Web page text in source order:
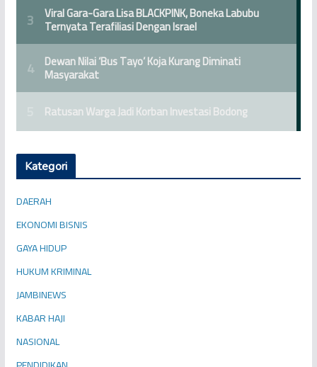
Kategori
DAERAH
EKONOMI BISNIS
GAYA HIDUP
HUKUM KRIMINAL
JAMBINEWS
KABAR HAJI
NASIONAL